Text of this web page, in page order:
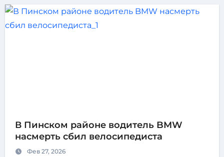
В Пинском районе водитель BMW
насмерть сбил велосипедиста
Фев 27, 2026